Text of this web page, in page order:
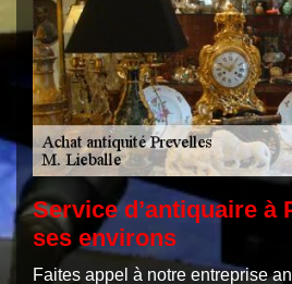
Service d’antiquaire à
ses environs
Faites appel à notre entreprise